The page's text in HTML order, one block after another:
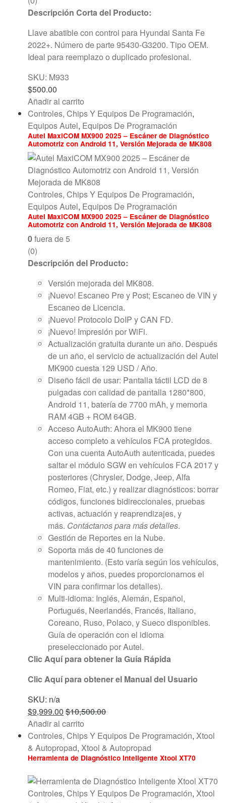
Descripción Corta del Producto:
Llave abatible con control para Hyundai Santa Fe
2022+. Número de parte 95430-G3200. Tipo OEM.
Ideal para reemplazo o duplicado profesional.
SKU: M933
$500.00
Añadir al carrito
Controles, Chips Y Equipos De Programación,
Equipos Autel, Equipos De Programación
Autel MaxiCOM MX900 2025 – Escáner de Diagnóstico
Automotriz con Android 11, Versión Mejorada de MK808
Controles, Chips Y Equipos De Programación,
Equipos Autel, Equipos De Programación
Autel MaxiCOM MX900 2025 – Escáner de Diagnóstico
Automotriz con Android 11, Versión Mejorada de MK808
0fuera de 5
(0)
Descripción del Producto:
Versión mejorada del MK808.
¡Nuevo! Escaneo Pre y Post; Escaneo de VIN y
Escaneo de Licencia.
¡Nuevo! Protocolo DoIP y CAN FD.
¡Nuevo! Impresión por WiFi.
Actualización gratuita durante un año. Después
de un año, el servicio de actualización del Autel
MK900 cuesta 129 USD / Año.
Diseño fácil de usar: Pantalla táctil LCD de 8
pulgadas con calidad de pantalla 1280*800,
Android 11, batería de 7700 mAh, y memoria
RAM 4GB + ROM 64GB.
Acceso AutoAuth: Ahora el MK900 tiene
acceso completo a vehículos FCA protegidos.
Con una cuenta AutoAuth autenticada, puedes
saltar el módulo SGW en vehículos FCA 2017 y
posteriores (Chrysler, Dodge, Jeep, Alfa
Romeo, Fiat, etc.) y realizar diagnósticos: borrar
códigos, funciones bidireccionales, pruebas
activas, actuación y reaprendizajes, y
más. Contáctanos para más detalles.
Gestión de Reportes en la Nube.
Soporta más de 40 funciones de
mantenimiento. (Esto varía según los vehículos,
modelos y años, puedes proporcionarnos el
VIN para confirmar los detalles).
Multi-idioma: Inglés, Alemán, Español,
Portugués, Neerlandés, Francés, Italiano,
Coreano, Ruso, Polaco, y Sueco disponibles.
Guía de operación con el idioma
preseleccionado por Autel.
Clic Aquí para obtener la Guía Rápida
Clic Aquí para obtener el Manual del Usuario
SKU: n/a
$9,999.00 $10,500.00
Añadir al carrito
Controles, Chips Y Equipos De Programación, Xtool
& Autopropad, Xtool & Autopropad
Herramienta de Diagnóstico Inteligente Xtool XT70
Controles, Chips Y Equipos De Programación, Xtool